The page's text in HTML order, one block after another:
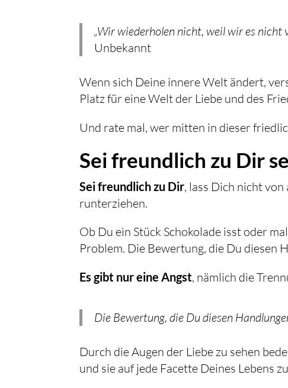
„Wir wiederholen nicht, weil wir es nicht
Unbekannt
Wenn sich Deine innere Welt ändert,
Platz für eine Welt der Liebe und des
Und rate mal, wer mitten in dieser
Sei freundlich zu Dir
Sei freundlich zu Dir, lass Dich nicht
runterziehen.
Ob Du ein Stück Schokolade isst oder
Problem. Die Bewertung, die Du diesen
Es gibt nur eine Angst, nämlich die
Die Bewertung, die Du diesen
Durch die Augen der Liebe zu sehen
und sie auf jede Facette Deines Lebens